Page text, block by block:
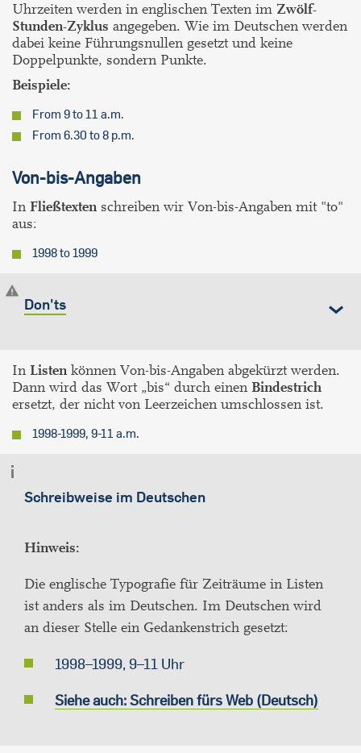
Uhrzeiten werden in englischen Texten im Zwölf-
Stunden-Zyklus angegeben. Wie im Deutschen werden
dabei keine Führungsnullen gesetzt und keine
Doppelpunkte, sondern Punkte.
Beispiele:
From 9 to 11 a.m.
From 6.30 to 8 p.m.
Von-bis-Angaben
In Fließtexten schreiben wir Von-bis-Angaben mit "to"
aus:
1998 to 1999
Don'ts
In Listen können Von-bis-Angaben abgekürzt werden.
Dann wird das Wort „bis“ durch einen Bindestrich
ersetzt, der nicht von Leerzeichen umschlossen ist.
1998-1999, 9-11 a.m.
Schreibweise im Deutschen
Hinweis:
Die englische Typografie für Zeiträume in Listen
ist anders als im Deutschen. Im Deutschen wird
an dieser Stelle ein Gedankenstrich gesetzt:
1998–1999, 9–11 Uhr
Siehe auch: Schreiben fürs Web (Deutsch)